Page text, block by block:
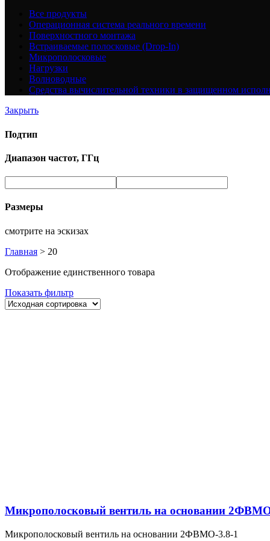
Все продукты
Операционная система реального времени
Поверхностного монтажа
Встраиваемые полосковые (Drop-In)
Микрополосковые
Нагрузки
Волноводные
Средства вычислительной техники в защищенном
Закрыть
Подтип
Диапазон частот, ГГц
Размеры
смотрите на эскизах
Главная > 20
Отображение единственного товара
Показать фильтр
Микрополосковый вентиль на основании
Микрополосковый вентиль на основании 2ФВМO-3.8-1